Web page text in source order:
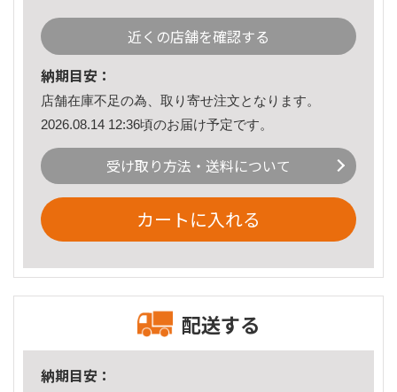
近くの店舗を確認する
納期目安：
店舗在庫不足の為、取り寄せ注文となります。
2026.08.14 12:36頃のお届け予定です。
受け取り方法・送料について
カートに入れる
配送する
納期目安：